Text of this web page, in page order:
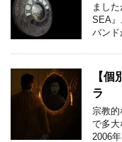
まし
SEA』
バンド
【
ラ
宗教
で多大
2006